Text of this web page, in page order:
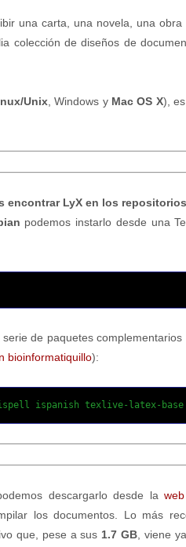
una carta, una novela, una
colección de diseños de
Unix, Windows y Mac OS X), es
encontrar LyX en los repositorios
podemos instarlo desde una
de paquetes
bioinformatiquillo):
ispanish texlive-latex-base
descargarlo desde la
los documentos. Lo más
que, pese a sus 1.7 GB , viene